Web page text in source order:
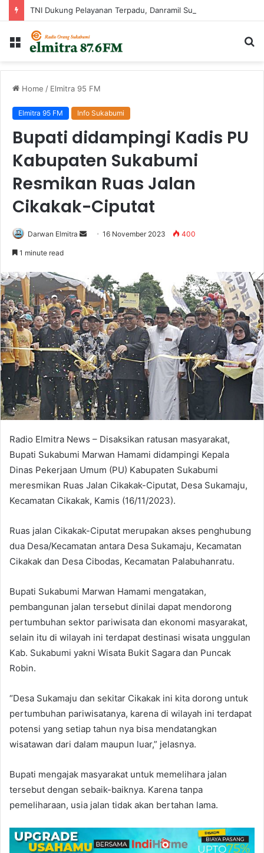
Menu
Home / Elmitra 95 FM
Elmitra 95 FM Info Sukabumi
Bupati didampingi Kadis PU
Kabupaten Sukabumi
Resmikan Ruas Jalan
Cikakak-Ciputat
Darwan Elmitra
Send16 November 2023 400
1 minute read
Radio Elmitra News – Disaksikan ratusan masyarakat,
Bupati Sukabumi Marwan Hamami didampingi Kepala
Dinas Pekerjaan Umum (PU) Kabupaten Sukabumi
meresmikan Ruas Jalan Cikakak-Ciputat, Desa Sukamaju,
Kecamatan Cikakak, Kamis (16/11/2023).
Ruas jalan Cikakak-Ciputat merupakan akses penghubung
dua Desa/Kecamatan antara Desa Sukamaju, Kecamatan
Cikakak dan Desa Cibodas, Kecamatan Palabuhanratu.
Bupati Sukabumi Marwan Hamami mengatakan,
pembangunan jalan tersebut dinilai dapat mendorong
pertumbuhan sektor pariwisata dan ekonomi masyarakat,
selain itu di wilayah ini terdapat destinasi wisata unggulan
Kab. Sukabumi yakni Wisata Bukit Sagara dan Puncak
Robin.
“Desa Sukamaju dan sekitar Cikakak ini kita dorong untuk
pertumbuhan pariwisatanya, karena di wilayah ini terdapat
potensi yang setiap tahun nya bisa mendatangkan
wisatawan dari dalam maupun luar,” jelasnya.
Bupati mengajak masyarakat untuk memelihara jalan
tersebut dengan sebaik-baiknya. Karena tanpa
pemeliharaan, usia jalan tidak akan bertahan lama.